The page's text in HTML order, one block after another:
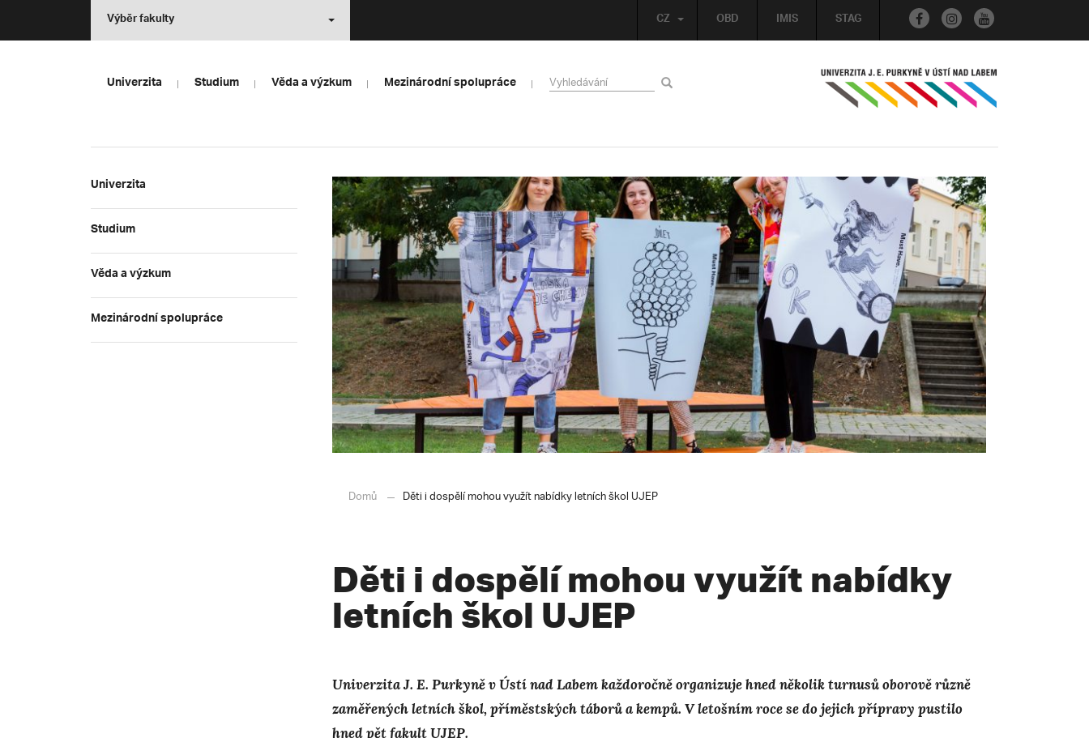
OBD IMIS STAG
CZ
Výběr fakulty
Univerzita Studium Věda a výzkum Mezinárodní spolupráce
Univerzita
Studium
Věda a výzkum
Mezinárodní spolupráce
Domů Děti i dospělí mohou využít nabídky letních škol UJEP
Děti i dospělí mohou využít nabídky
letních škol UJEP
Univerzita J. E. Purkyně v Ústí nad Labem každoročně organizuje hned několik turnusů oborově různě
zaměřených letních škol, příměstských táborů a kempů. V letošním roce se do jejich přípravy pustilo
hned pět fakult UJEP.